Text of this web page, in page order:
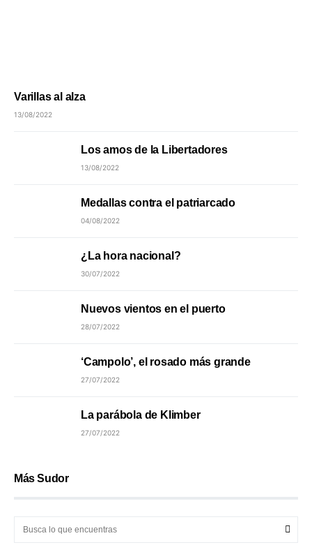
Varillas al alza
13/08/2022
Los amos de la Libertadores
13/08/2022
Medallas contra el patriarcado
04/08/2022
¿La hora nacional?
30/07/2022
Nuevos vientos en el puerto
28/07/2022
‘Campolo’, el rosado más grande
27/07/2022
La parábola de Klimber
27/07/2022
Más Sudor